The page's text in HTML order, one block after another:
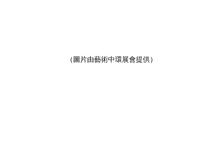
（圖片由藝術中環展會提供）